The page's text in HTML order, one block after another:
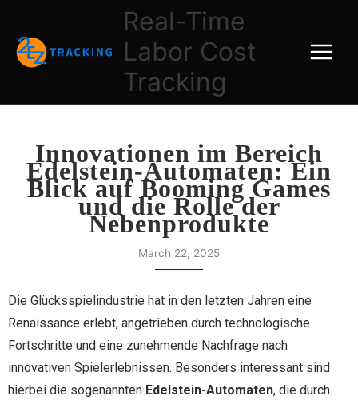
content
Real-Time
Labor Cost
Tracking
Innovationen im Bereich
Edelstein-Automaten: Ein
Blick auf Booming Games
und die Rolle der
Nebenprodukte
March 22, 2025
Die Glücksspielindustrie hat in den letzten Jahren eine
Renaissance erlebt, angetrieben durch technologische
Fortschritte und eine zunehmende Nachfrage nach
innovativen Spielerlebnissen. Besonders interessant sind
hierbei die sogenannten Edelstein-Automaten, die durch